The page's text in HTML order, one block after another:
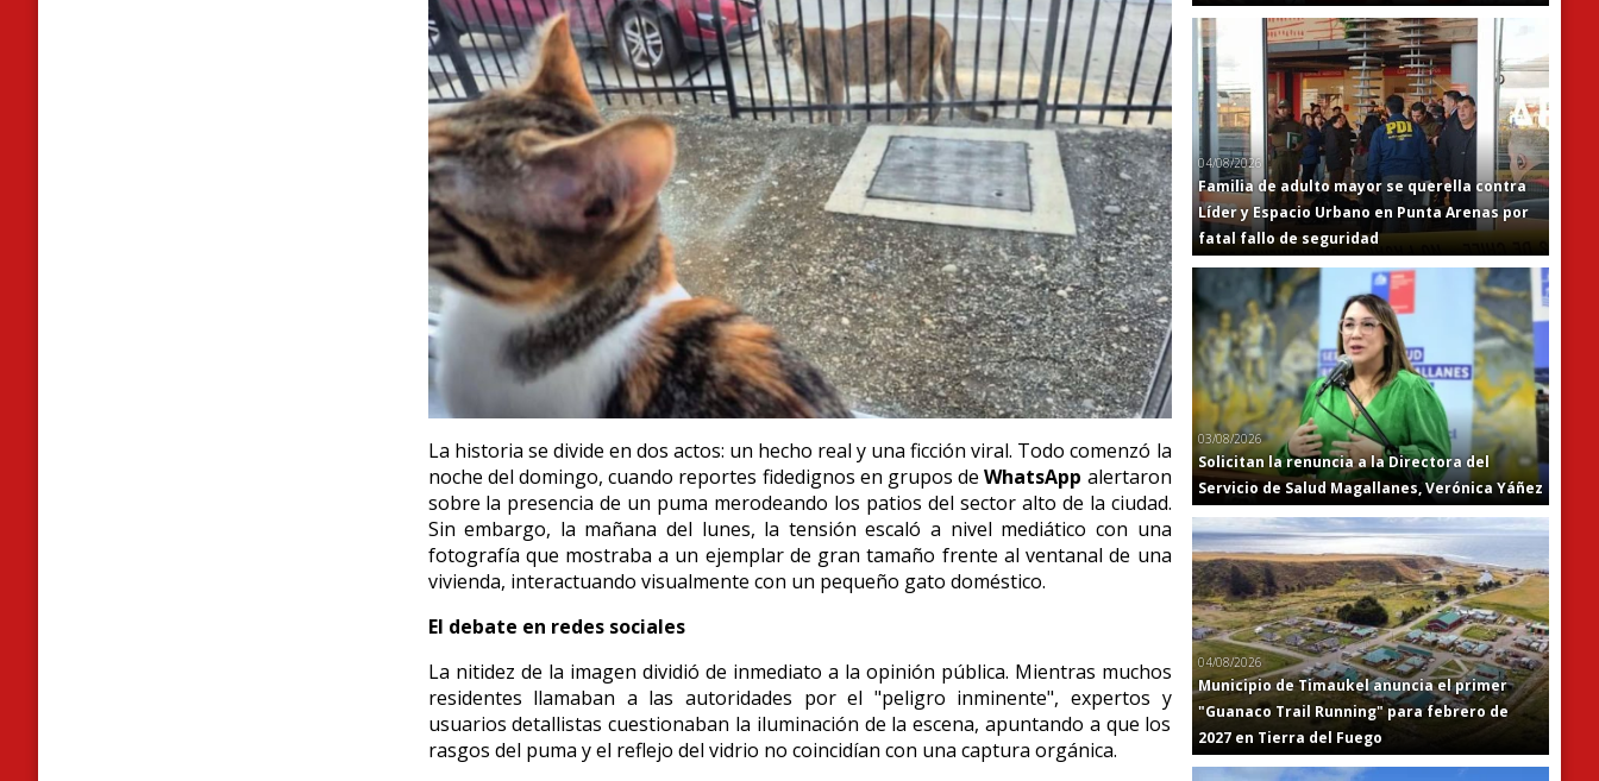
La historia se divide en dos actos: un hecho real y una ficción viral. Todo comenzó la
noche del domingo, cuando reportes fidedignos en grupos deWhatsApp alertaron
sobre la presencia de un puma merodeando los patios del sector alto de la ciudad.
Sin embargo, la mañana del lunes, la tensión escaló a nivel mediático con una
fotografía que mostraba a un ejemplar de gran tamaño frente al ventanal de una
vivienda, interactuando visualmente con un pequeño gato doméstico.
El debate en redes sociales
La nitidez de la imagen dividió de inmediato a la opinión pública. Mientras muchos
residentes llamaban a las autoridades por el "peligro inminente", expertos y
usuarios detallistas cuestionaban la iluminación de la escena, apuntando a que los
rasgos del puma y el reflejo del vidrio no coincidían con una captura orgánica.
04/08/2026
Familia de adulto mayor se querella contra
Líder y Espacio Urbano en Punta Arenas por
fatal fallo de seguridad
03/08/2026
Solicitan la renuncia a la Directora del
Servicio de Salud Magallanes, Verónica Yáñez
04/08/2026
Municipio de Timaukel anuncia el primer
"Guanaco Trail Running" para febrero de
2027 en Tierra del Fuego